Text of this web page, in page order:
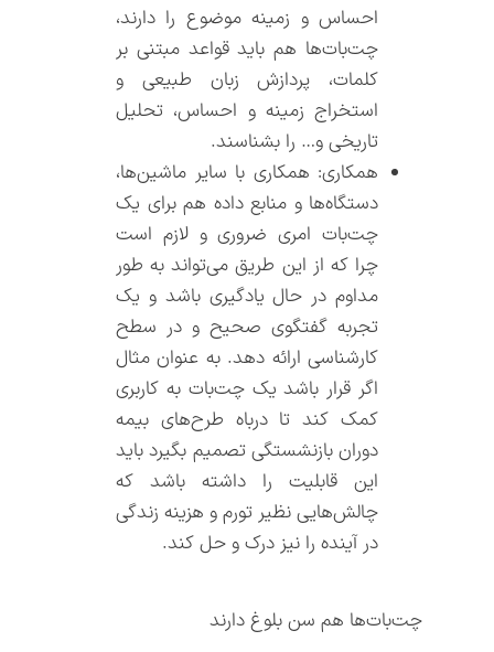
احساس و زمینه موضوع را دارند،
چت‌بات‌‌ها هم باید قواعد مبتنی بر
کلمات، پردازش زبان طبیعی و
استخراج زمینه و احساس، تحلیل
تاریخی و… را بشناسند.
همکاری: همکاری با سایر ماشین‌ها،
دستگاه‌ها و منابع داده هم برای یک
چت‌بات‌ امری ضروری و لازم است
چرا که از این طریق می‌تواند به طور
مداوم در حال یادگیری باشد و یک
تجربه گفتگوی صحیح و در سطح
کارشناسی ارائه دهد. به عنوان مثال
اگر قرار باشد یک چت‌بات‌ به کاربری
کمک کند تا درباه طرح‌های بیمه
دوران بازنشستگی تصمیم بگیرد باید
این قابلیت را داشته باشد که
چالش‌هایی نظیر تورم و هزینه زندگی
در آینده را نیز درک و حل کند.
چت‌بات‌ها هم سن بلوغ دارند